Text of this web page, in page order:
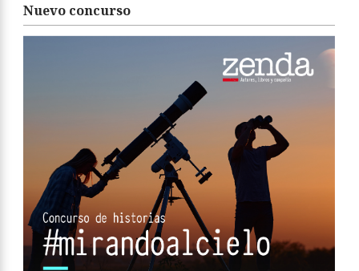
Nuevo concurso